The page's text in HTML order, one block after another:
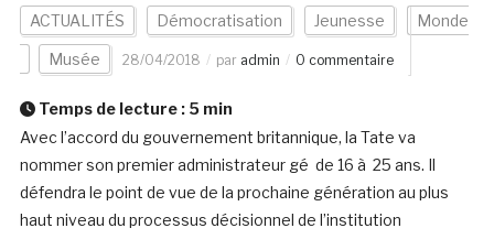
ACTUALITÉS Démocratisation Jeunesse Monde
Musée 28/04/2018 par admin 0 commentaire
Temps de lecture : 5 min
Avec l’accord du gouvernement britannique, la Tate va
nommer son premier administrateur gé de 16 à 25 ans. Il
défendra le point de vue de la prochaine génération au plus
haut niveau du processus décisionnel de l’institution